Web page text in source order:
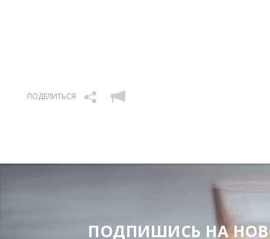
ПОДЕЛИТЬСЯ
ПОДПИШИСЬ НА